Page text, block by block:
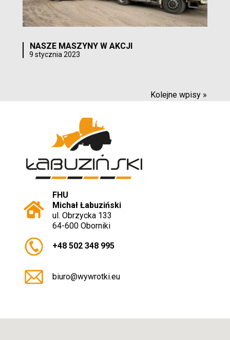
NASZE MASZYNY W AKCJI
9 stycznia 2023
Kolejne wpisy »
FHU
Michał Łabuziński
ul. Obrzycka 133
64-600 Oborniki
+48 502 348 995
biuro@wywrotki.eu